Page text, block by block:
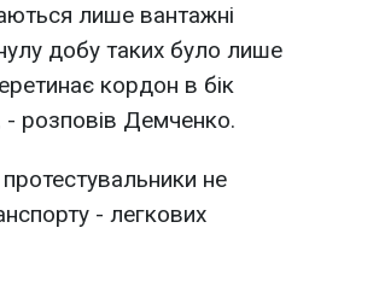
лише вантажні
добу таких було лише
кордон в бік
- розповів Демченко.
не
- легкових